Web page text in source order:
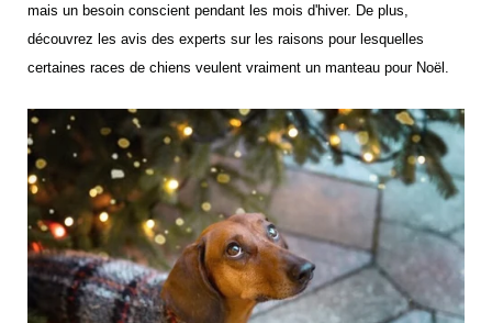
mais un besoin conscient pendant les mois d'hiver. De plus,
découvrez les avis des experts sur les raisons pour lesquelles
certaines races de chiens veulent vraiment un manteau pour Noël.